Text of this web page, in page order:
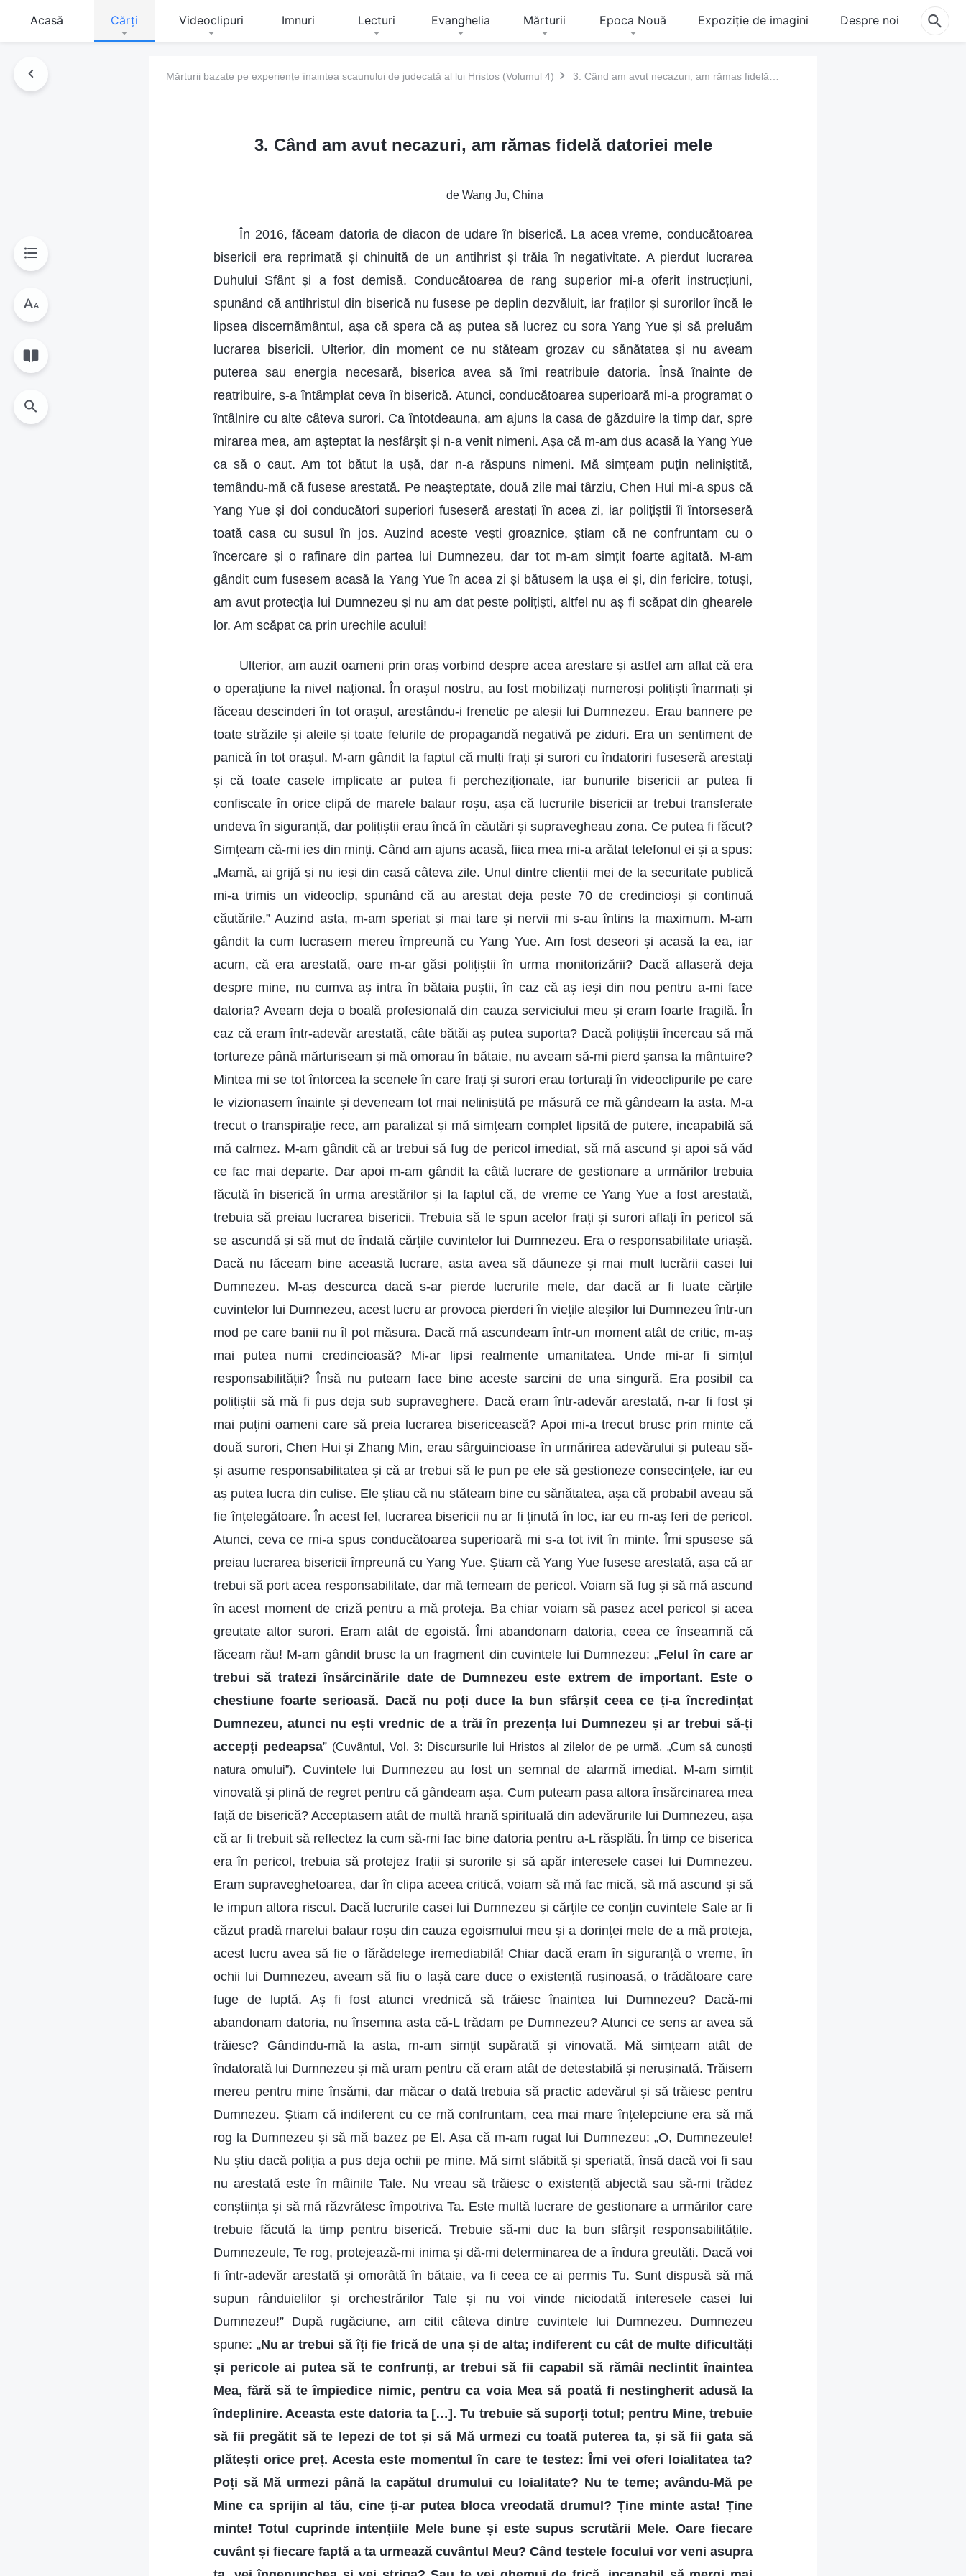
Acasă Cărți Videoclipuri Imnuri Lecturi Evanghelia Mărturii Epoca Nouă Expoziție de imagini Despre noi
Mărturii bazate pe experiențe înaintea scaunului de judecată al lui Hristos (Volumul 4)
3. Când am avut necazuri, am rămas fidelă datoriei mele
de Wang Ju, China
În 2016, făceam datoria de diacon de udare în biserică. La acea vreme, conducătoarea
bisericii era reprimată și chinuită de un antihrist și trăia în negativitate. A pierdut lucrarea
Duhului Sfânt și a fost demisă. Conducătoarea de rang superior mi-a oferit instrucțiuni,
spunând că antihristul din biserică nu fusese pe deplin dezvăluit, iar fraților și surorilor încă le
lipsea discernământul, așa că spera că aș putea să lucrez cu sora Yang Yue și să preluăm
lucrarea bisericii. Ulterior, din moment ce nu stăteam grozav cu sănătatea și nu aveam
puterea sau energia necesară, biserica avea să îmi reatribuie datoria. Însă înainte de
reatribuire, s-a întâmplat ceva în biserică. Atunci, conducătoarea superioară mi-a programat o
întâlnire cu alte câteva surori. Ca întotdeauna, am ajuns la casa de găzduire la timp dar, spre
mirarea mea, am așteptat la nesfârșit și n-a venit nimeni. Așa că m-am dus acasă la Yang Yue
ca să o caut. Am tot bătut la ușă, dar n-a răspuns nimeni. Mă simțeam puțin neliniștită,
temându-mă că fusese arestată. Pe neașteptate, două zile mai târziu, Chen Hui mi-a spus că
Yang Yue și doi conducători superiori fuseseră arestați în acea zi, iar polițiștii îi întorseseră
toată casa cu susul în jos. Auzind aceste vești groaznice, știam că ne confruntam cu o
încercare și o rafinare din partea lui Dumnezeu, dar tot m-am simțit foarte agitată. M-am
gândit cum fusesem acasă la Yang Yue în acea zi și bătusem la ușa ei și, din fericire, totuși,
am avut protecția lui Dumnezeu și nu am dat peste polițiști, altfel nu aș fi scăpat din ghearele
lor. Am scăpat ca prin urechile acului!
Ulterior, am auzit oameni prin oraș vorbind despre acea arestare și astfel am aflat că era
o operațiune la nivel național. În orașul nostru, au fost mobilizați numeroși polițiști înarmați și
făceau descinderi în tot orașul, arestându-i frenetic pe aleșii lui Dumnezeu. Erau bannere pe
toate străzile și aleile și toate felurile de propagandă negativă pe ziduri. Era un sentiment de
panică în tot orașul. M-am gândit la faptul că mulți frați și surori cu îndatoriri fuseseră arestați
și că toate casele implicate ar putea fi percheziționate, iar bunurile bisericii ar putea fi
confiscate în orice clipă de marele balaur roșu, așa că lucrurile bisericii ar trebui transferate
undeva în siguranță, dar polițiștii erau încă în căutări și supravegheau zona. Ce putea fi făcut?
Simțeam că-mi ies din minți. Când am ajuns acasă, fiica mea mi-a arătat telefonul ei și a spus:
„Mamă, ai grijă și nu ieși din casă câteva zile. Unul dintre clienții mei de la securitate publică
mi-a trimis un videoclip, spunând că au arestat deja peste 70 de credincioși și continuă
căutările.” Auzind asta, m-am speriat și mai tare și nervii mi s-au întins la maximum. M-am
gândit la cum lucrasem mereu împreună cu Yang Yue. Am fost deseori și acasă la ea, iar
acum, că era arestată, oare m-ar găsi polițiștii în urma monitorizării? Dacă aflaseră deja
despre mine, nu cumva aș intra în bătaia puștii, în caz că aș ieși din nou pentru a-mi face
datoria? Aveam deja o boală profesională din cauza serviciului meu și eram foarte fragilă. În
caz că eram într-adevăr arestată, câte bătăi aș putea suporta? Dacă polițiștii încercau să mă
tortureze până mărturiseam și mă omorau în bătaie, nu aveam să-mi pierd șansa la mântuire?
Mintea mi se tot întorcea la scenele în care frați și surori erau torturați în videoclipurile pe care
le vizionasem înainte și deveneam tot mai neliniștită pe măsură ce mă gândeam la asta. M-a
trecut o transpirație rece, am paralizat și mă simțeam complet lipsită de putere, incapabilă să
mă calmez. M-am gândit că ar trebui să fug de pericol imediat, să mă ascund și apoi să văd
ce fac mai departe. Dar apoi m-am gândit la câtă lucrare de gestionare a urmărilor trebuia
făcută în biserică în urma arestărilor și la faptul că, de vreme ce Yang Yue a fost arestată,
trebuia să preiau lucrarea bisericii. Trebuia să le spun acelor frați și surori aflați în pericol să
se ascundă și să mut de îndată cărțile cuvintelor lui Dumnezeu. Era o responsabilitate uriașă.
Dacă nu făceam bine această lucrare, asta avea să dăuneze și mai mult lucrării casei lui
Dumnezeu. M-aș descurca dacă s-ar pierde lucrurile mele, dar dacă ar fi luate cărțile
cuvintelor lui Dumnezeu, acest lucru ar provoca pierderi în viețile aleșilor lui Dumnezeu într-un
mod pe care banii nu îl pot măsura. Dacă mă ascundeam într-un moment atât de critic, m-aș
mai putea numi credincioasă? Mi-ar lipsi realmente umanitatea. Unde mi-ar fi simțul
responsabilității? Însă nu puteam face bine aceste sarcini de una singură. Era posibil ca
polițiștii să mă fi pus deja sub supraveghere. Dacă eram într-adevăr arestată, n-ar fi fost și
mai puțini oameni care să preia lucrarea bisericească? Apoi mi-a trecut brusc prin minte că
două surori, Chen Hui și Zhang Min, erau sârguincioase în urmărirea adevărului și puteau să-
și asume responsabilitatea și că ar trebui să le pun pe ele să gestioneze consecințele, iar eu
aș putea lucra din culise. Ele știau că nu stăteam bine cu sănătatea, așa că probabil aveau să
fie înțelegătoare. În acest fel, lucrarea bisericii nu ar fi ținută în loc, iar eu m-aș feri de pericol.
Atunci, ceva ce mi-a spus conducătoarea superioară mi s-a tot ivit în minte. Îmi spusese să
preiau lucrarea bisericii împreună cu Yang Yue. Știam că Yang Yue fusese arestată, așa că ar
trebui să port acea responsabilitate, dar mă temeam de pericol. Voiam să fug și să mă ascund
în acest moment de criză pentru a mă proteja. Ba chiar voiam să pasez acel pericol și acea
greutate altor surori. Eram atât de egoistă. Îmi abandonam datoria, ceea ce înseamnă că
făceam rău! M-am gândit brusc la un fragment din cuvintele lui Dumnezeu: „Felul în care ar
trebui să tratezi însărcinările date de Dumnezeu este extrem de important. Este o
chestiune foarte serioasă. Dacă nu poți duce la bun sfârșit ceea ce ți-a încredințat
Dumnezeu, atunci nu ești vrednic de a trăi în prezența lui Dumnezeu și ar trebui să-ți
accepți pedeapsa” (Cuvântul, Vol. 3: Discursurile lui Hristos al zilelor de pe urmă, „Cum să cunoști
natura omului”). Cuvintele lui Dumnezeu au fost un semnal de alarmă imediat. M-am simțit
vinovată și plină de regret pentru că gândeam așa. Cum puteam pasa altora însărcinarea mea
față de biserică? Acceptasem atât de multă hrană spirituală din adevărurile lui Dumnezeu, așa
că ar fi trebuit să reflectez la cum să-mi fac bine datoria pentru a-L răsplăti. În timp ce biserica
era în pericol, trebuia să protejez frații și surorile și să apăr interesele casei lui Dumnezeu.
Eram supraveghetoarea, dar în clipa aceea critică, voiam să mă fac mică, să mă ascund și să
le impun altora riscul. Dacă lucrurile casei lui Dumnezeu și cărțile ce conțin cuvintele Sale ar fi
căzut pradă marelui balaur roșu din cauza egoismului meu și a dorinței mele de a mă proteja,
acest lucru avea să fie o fărădelege iremediabilă! Chiar dacă eram în siguranță o vreme, în
ochii lui Dumnezeu, aveam să fiu o lașă care duce o existență rușinoasă, o trădătoare care
fuge de luptă. Aș fi fost atunci vrednică să trăiesc înaintea lui Dumnezeu? Dacă-mi
abandonam datoria, nu însemna asta că-L trădam pe Dumnezeu? Atunci ce sens ar avea să
trăiesc? Gândindu-mă la asta, m-am simțit supărată și vinovată. Mă simțeam atât de
îndatorată lui Dumnezeu și mă uram pentru că eram atât de detestabilă și nerușinată. Trăisem
mereu pentru mine însămi, dar măcar o dată trebuia să practic adevărul și să trăiesc pentru
Dumnezeu. Știam că indiferent cu ce mă confruntam, cea mai mare înțelepciune era să mă
rog la Dumnezeu și să mă bazez pe El. Așa că m-am rugat lui Dumnezeu: „O, Dumnezeule!
Nu știu dacă poliția a pus deja ochii pe mine. Mă simt slăbită și speriată, însă dacă voi fi sau
nu arestată este în mâinile Tale. Nu vreau să trăiesc o existență abjectă sau să-mi trădez
conștiința și să mă răzvrătesc împotriva Ta. Este multă lucrare de gestionare a urmărilor care
trebuie făcută la timp pentru biserică. Trebuie să-mi duc la bun sfârșit responsabilitățile.
Dumnezeule, Te rog, protejează-mi inima și dă-mi determinarea de a îndura greutăți. Dacă voi
fi într-adevăr arestată și omorâtă în bătaie, va fi ceea ce ai permis Tu. Sunt dispusă să mă
supun rânduielilor și orchestrărilor Tale și nu voi vinde niciodată interesele casei lui
Dumnezeu!” După rugăciune, am citit câteva dintre cuvintele lui Dumnezeu. Dumnezeu
spune: „Nu ar trebui să îți fie frică de una și de alta; indiferent cu cât de multe dificultăți
și pericole ai putea să te confrunți, ar trebui să fii capabil să rămâi neclintit înaintea
Mea, fără să te împiedice nimic, pentru ca voia Mea să poată fi nestingherit adusă la
îndeplinire. Aceasta este datoria ta […]. Tu trebuie să suporți totul; pentru Mine, trebuie
să fii pregătit să te lepezi de tot și să Mă urmezi cu toată puterea ta, și să fii gata să
plătești orice preț. Acesta este momentul în care te testez: Îmi vei oferi loialitatea ta?
Poți să Mă urmezi până la capătul drumului cu loialitate? Nu te teme; avându-Mă pe
Mine ca sprijin al tău, cine ți-ar putea bloca vreodată drumul? Ține minte asta! Ține
minte! Totul cuprinde intențiile Mele bune și este supus scrutării Mele. Oare fiecare
cuvânt și fiecare faptă a ta urmează cuvântul Meu? Când testele focului vor veni asupra